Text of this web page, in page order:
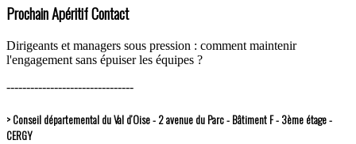
Prochain Apéritif Contact
Dirigeants et managers sous pression : comment maintenir
l'engagement sans épuiser les équipes ?
--------------------------------
> Conseil départemental du Val d’Oise - 2 avenue du Parc - Bâtiment F - 3ème étage -
CERGY